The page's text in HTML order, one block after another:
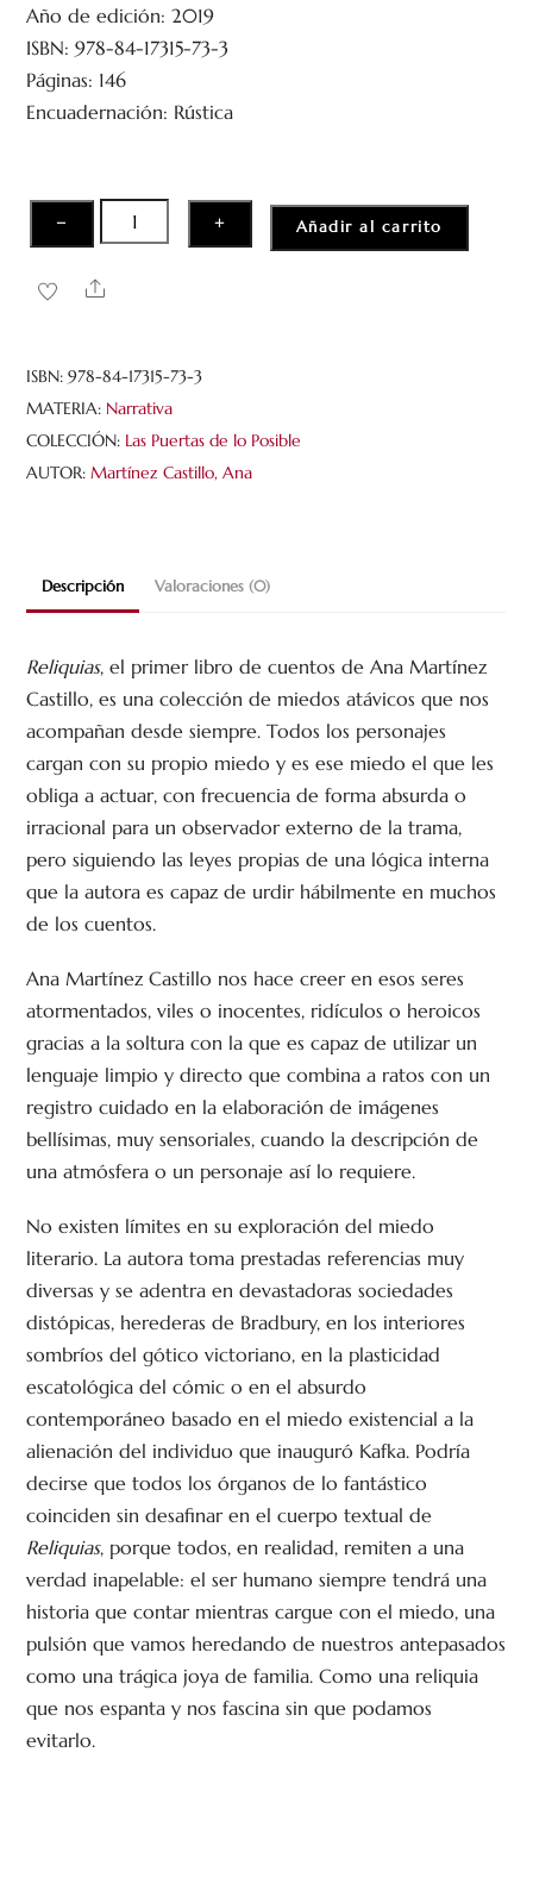
r
d
o
c
o
5
Año de edición: 2019
ISBN: 978-84-17315-73-3
Páginas: 146
Encuadernación: Rústica
−
Reliquias
cantidad
+ Añadir al carrito
Share
ISBN:978-84-17315-73-3
MATERIA: Narrativa
COLECCIÓN: Las Puertas de lo Posible
AUTOR:Martínez Castillo, Ana
Descripción Valoraciones (0)
Reliquias, el primer libro de cuentos de Ana Martínez
Castillo, es una colección de miedos atávicos que nos
acompañan desde siempre. Todos los personajes
cargan con su propio miedo y es ese miedo el que les
obliga a actuar, con frecuencia de forma absurda o
irracional para un observador externo de la trama,
pero siguiendo las leyes propias de una lógica interna
que la autora es capaz de urdir hábilmente en muchos
de los cuentos.
Ana Martínez Castillo nos hace creer en esos seres
atormentados, viles o inocentes, ridículos o heroicos
gracias a la soltura con la que es capaz de utilizar un
lenguaje limpio y directo que combina a ratos con un
registro cuidado en la elaboración de imágenes
bellísimas, muy sensoriales, cuando la descripción de
una atmósfera o un personaje así lo requiere.
No existen límites en su exploración del miedo
literario. La autora toma prestadas referencias muy
diversas y se adentra en devastadoras sociedades
distópicas, herederas de Bradbury, en los interiores
sombríos del gótico victoriano, en la plasticidad
escatológica del cómic o en el absurdo
contemporáneo basado en el miedo existencial a la
alienación del individuo que inauguró Kafka. Podría
decirse que todos los órganos de lo fantástico
coinciden sin desafinar en el cuerpo textual de
Reliquias, porque todos, en realidad, remiten a una
verdad inapelable: el ser humano siempre tendrá una
historia que contar mientras cargue con el miedo, una
pulsión que vamos heredando de nuestros antepasados
como una trágica joya de familia. Como una reliquia
que nos espanta y nos fascina sin que podamos
evitarlo.